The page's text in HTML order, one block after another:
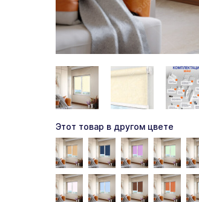
Этот товар в другом цвете